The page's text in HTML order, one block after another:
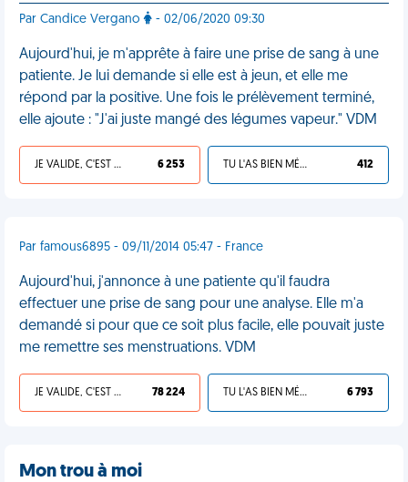
Par Candice Vergano - 02/06/2020 09:30
Aujourd'hui, je m'apprête à faire une prise de sang à une
patiente. Je lui demande si elle est à jeun, et elle me
répond par la positive. Une fois le prélèvement terminé,
elle ajoute : "J'ai juste mangé des légumes vapeur." VDM
JE VALIDE, C'EST UNE VDM 6 253 TU L'AS BIEN MÉRITÉ 412
Par famous6895 - 09/11/2014 05:47 - France
Aujourd'hui, j'annonce à une patiente qu'il faudra
effectuer une prise de sang pour une analyse. Elle m'a
demandé si pour que ce soit plus facile, elle pouvait juste
me remettre ses menstruations. VDM
JE VALIDE, C'EST UNE VDM 78 224 TU L'AS BIEN MÉRITÉ 6 793
Mon trou à moi